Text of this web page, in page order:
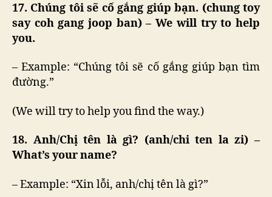
17. Chúng tôi sẽ cố gắng giúp bạn. (chung toy
say coh gang joop ban) – We will try to help
you.
– Example: “Chúng tôi sẽ cố gắng giúp bạn tìm
đường.”
(We will try to help you find the way.)
18. Anh/Chị tên là gì? (anh/chi ten la zi) –
What’s your name?
– Example: “Xin lỗi, anh/chị tên là gì?”